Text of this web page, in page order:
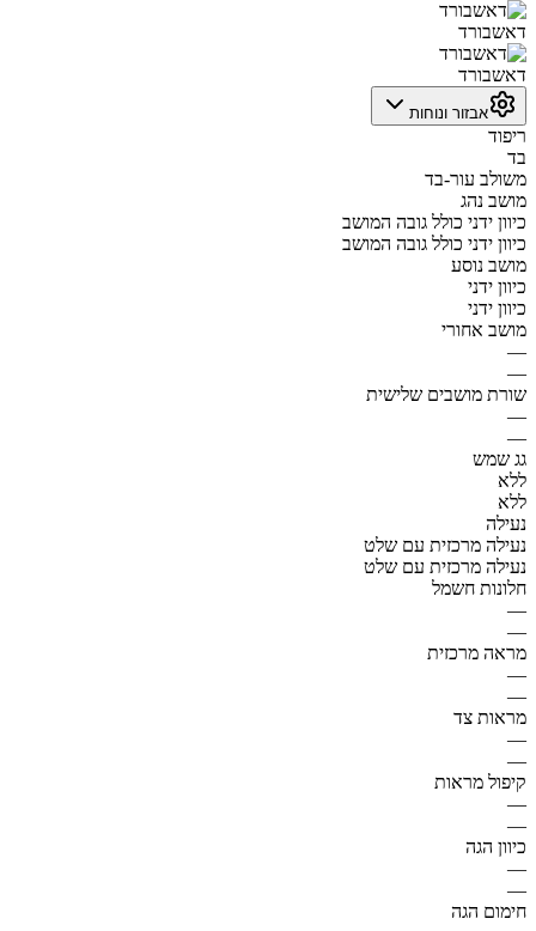
דאשבורד
דאשבורד
אבזור ונוחות
ריפוד
בד
משולב עור-בד
מושב נהג
כיוון ידני כולל גובה המושב
כיוון ידני כולל גובה המושב
מושב נוסע
כיוון ידני
כיוון ידני
מושב אחורי
—
—
שורת מושבים שלישית
—
—
גג שמש
ללא
ללא
נעילה
נעילה מרכזית עם שלט
נעילה מרכזית עם שלט
חלונות חשמל
—
—
מראה מרכזית
—
—
מראות צד
—
—
קיפול מראות
—
—
כיוון הגה
—
—
חימום הגה